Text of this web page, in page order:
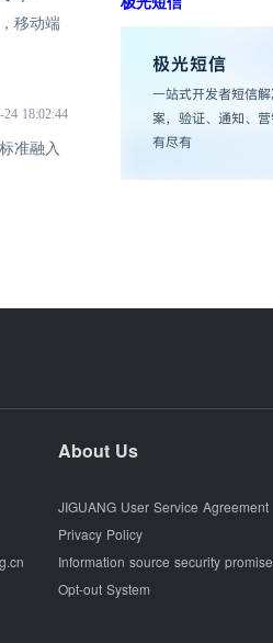
移动端
24 18:02:44
准融入
About Us
JIGUANG User Service Agreement
Privacy Policy
Information source security promise
Opt-out System